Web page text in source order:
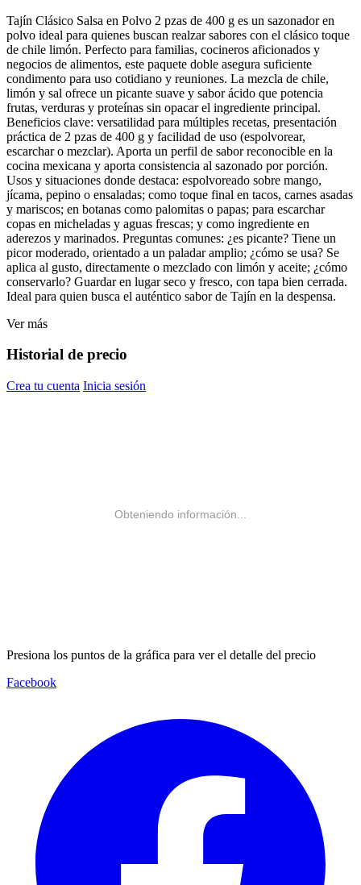
Tajín Clásico Salsa en Polvo 2 pzas de 400 g es un sazonador en
polvo ideal para quienes buscan realzar sabores con el clásico toque
de chile limón. Perfecto para familias, cocineros aficionados y
negocios de alimentos, este paquete doble asegura suficiente
condimento para uso cotidiano y reuniones. La mezcla de chile,
limón y sal ofrece un picante suave y sabor ácido que potencia
frutas, verduras y proteínas sin opacar el ingrediente principal.
Beneficios clave: versatilidad para múltiples recetas, presentación
práctica de 2 pzas de 400 g y facilidad de uso (espolvorear,
escarchar o mezclar). Aporta un perfil de sabor reconocible en la
cocina mexicana y aporta consistencia al sazonado por porción.
Usos y situaciones donde destaca: espolvoreado sobre mango,
jícama, pepino o ensaladas; como toque final en tacos, carnes asadas
y mariscos; en botanas como palomitas o papas; para escarchar
copas en micheladas y aguas frescas; y como ingrediente en
aderezos y marinados. Preguntas comunes: ¿es picante? Tiene un
picor moderado, orientado a un paladar amplio; ¿cómo se usa? Se
aplica al gusto, directamente o mezclado con limón y aceite; ¿cómo
conservarlo? Guardar en lugar seco y fresco, con tapa bien cerrada.
Ideal para quien busca el auténtico sabor de Tajín en la despensa.
Ver más
Historial de precio
Crea tu cuenta Inicia sesión
Obteniendo información...
Presiona los puntos de la gráfica para ver el detalle del precio
Facebook